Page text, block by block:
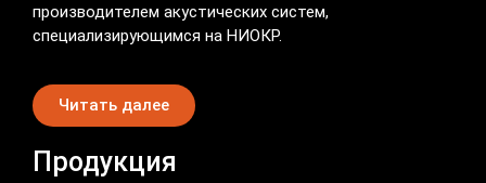
производителем акустических систем,
специализирующимся на НИОКР.
Читать далее
Продукция